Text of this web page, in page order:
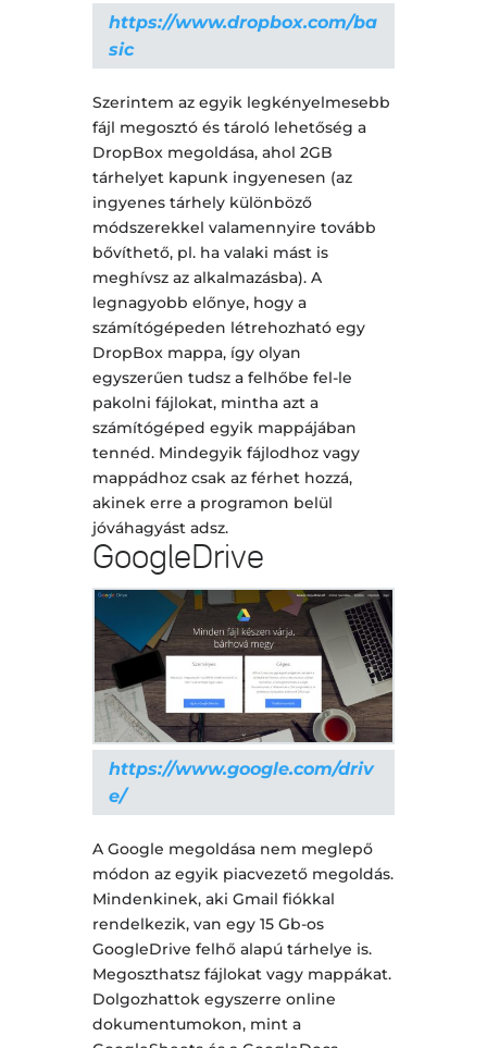
https://www.dropbox.com/ba
sic
Szerintem az egyik legkényelmesebb
fájl megosztó és tároló lehetőség a
DropBox megoldása, ahol 2GB
tárhelyet kapunk ingyenesen (az
ingyenes tárhely különböző
módszerekkel valamennyire tovább
bővíthető, pl. ha valaki mást is
meghívsz az alkalmazásba). A
legnagyobb előnye, hogy a
számítógépeden létrehozható egy
DropBox mappa, így olyan
egyszerűen tudsz a felhőbe fel-le
pakolni fájlokat, mintha azt a
számítógéped egyik mappájában
tennéd. Mindegyik fájlodhoz vagy
mappádhoz csak az férhet hozzá,
akinek erre a programon belül
jóváhagyást adsz.
GoogleDrive
https://www.google.com/driv
e/
A Google megoldása nem meglepő
módon az egyik piacvezető megoldás.
Mindenkinek, aki Gmail fiókkal
rendelkezik, van egy 15 Gb-os
GoogleDrive felhő alapú tárhelye is.
Megoszthatsz fájlokat vagy mappákat.
Dolgozhattok egyszerre online
dokumentumokon, mint a